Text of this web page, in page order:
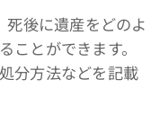
後に遺産をどのよ
ことができます。
分方法などを記載